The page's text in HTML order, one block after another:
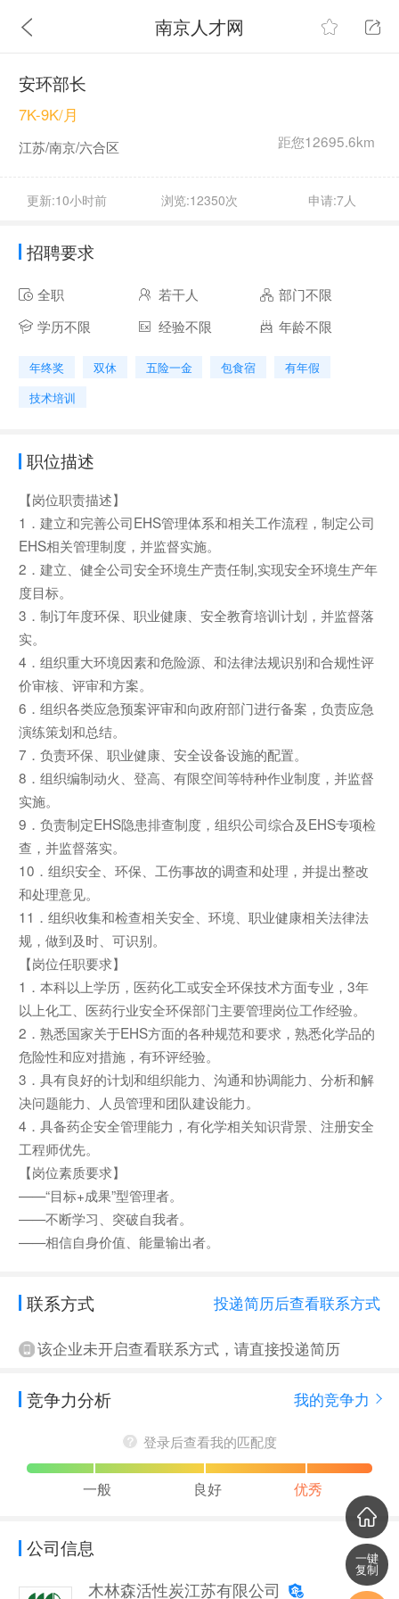
南京人才网
安环部长
距您12695.6km
7K-9K/月
江苏/南京/六合区
更新:10小时前 浏览:12350次 申请:7人
招聘要求
全职 若干人
部门不限
学历不限
经验不限 年龄不限
年终奖 双休 五险一金 包食宿
有年假
技术培训
职位描述
【岗位职责描述】
1．建立和完善公司EHS管理体系和相关工作流程，制定公司
EHS相关管理制度，并监督实施。
2．建立、健全公司安全环境生产责任制,实现安全环境生产年
度目标。
3．制订年度环保、职业健康、安全教育培训计划，并监督落
实。
4．组织重大环境因素和危险源、和法律法规识别和合规性评
价审核、评审和方案。
6．组织各类应急预案评审和向政府部门进行备案，负责应急
演练策划和总结。
7．负责环保、职业健康、安全设备设施的配置。
8．组织编制动火、登高、有限空间等特种作业制度，并监督
实施。
9．负责制定EHS隐患排查制度，组织公司综合及EHS专项检
查，并监督落实。
10．组织安全、环保、工伤事故的调查和处理，并提出整改
和处理意见。
11．组织收集和检查相关安全、环境、职业健康相关法律法
规，做到及时、可识别。
【岗位任职要求】
1．本科以上学历，医药化工或安全环保技术方面专业，3年
以上化工、医药行业安全环保部门主要管理岗位工作经验。
2．熟悉国家关于EHS方面的各种规范和要求，熟悉化学品的
危险性和应对措施，有环评经验。
3．具有良好的计划和组织能力、沟通和协调能力、分析和解
决问题能力、人员管理和团队建设能力。
4．具备药企安全管理能力，有化学相关知识背景、注册安全
工程师优先。
【岗位素质要求】
——“目标+成果”型管理者。
——不断学习、突破自我者。
——相信自身价值、能量输出者。
联系方式 投递简历后查看联系方式
该企业未开启查看联系方式，请直接投递简历
竞争力分析 我的竞争力
登录后查看我的匹配度
一般 良好 优秀
公司信息
木林森活性炭江苏有限公司
一键
复制